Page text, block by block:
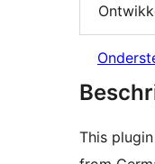
This